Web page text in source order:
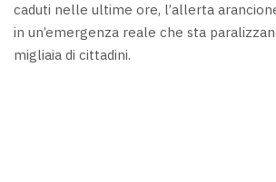
caduti nelle ultime ore, l’allerta
in un’emergenza reale che sta
migliaia di cittadini.